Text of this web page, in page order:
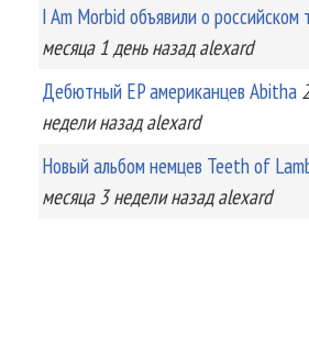
I Am Morbid объявили о российском
месяца 1 деньназад alexard
Дебютный EP американцев Abitha
неделиназад alexard
Новый альбом немцев Teeth of
месяца 3 неделиназад alexard